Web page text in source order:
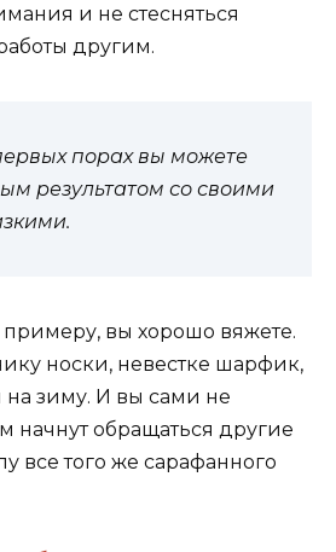
и не стесняться
другим.
порах вы можете
результатом со своими
примеру, вы хорошо вяжете.
носки, невестке шарфик,
на зиму. И вы сами не
начнут обращаться другие
все того же сарафанного